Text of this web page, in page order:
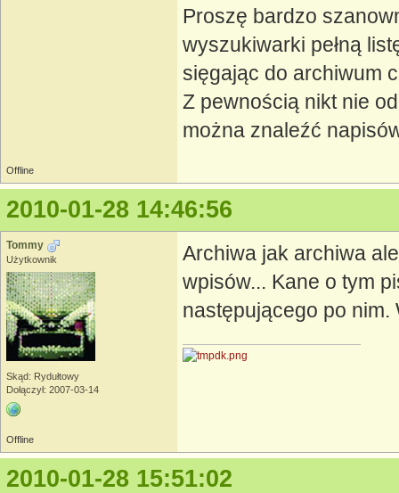
Proszę bardzo
wyszukiwarki pełną
sięgając do archiwum
Z pewnością nikt nie
można znaleźć
Offline
2010-01-28 14:46:56
Tommy
Użytkownik
Skąd: Rydułtowy
Dołączył: 2007-03-14
Archiwa jak archiwa
wpisów... Kane o tym
następującego po nim.
Offline
2010-01-28 15:51:02